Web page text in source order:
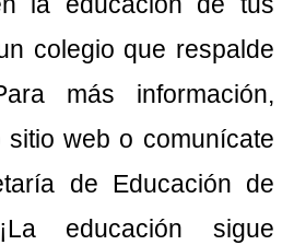
colegio que respalde
más información,
sitio web o comunícate
de Educación de
educación sigue